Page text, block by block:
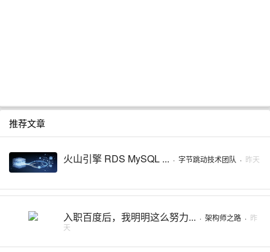
推荐文章
火山引擎 RDS MySQL ... · 字节跳动技术团队 · 昨天
入职百度后，我明明这么努力... · 架构师之路 · 昨
天